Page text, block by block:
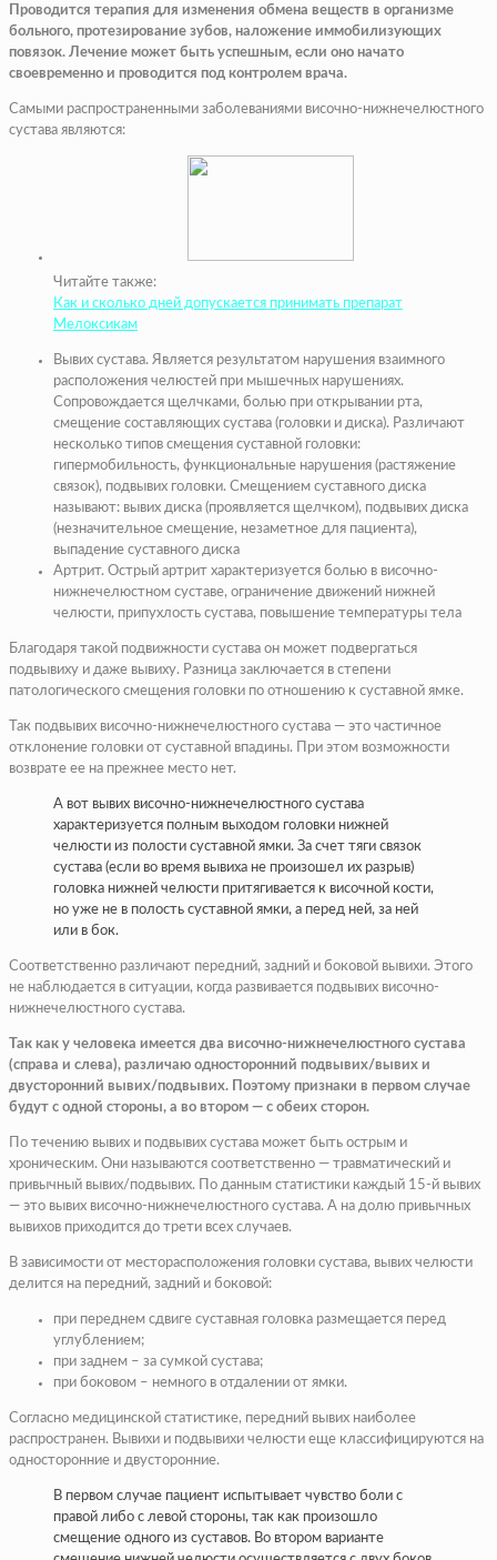
Проводится терапия для изменения обмена веществ в организме
больного, протезирование зубов, наложение иммобилизующих
повязок. Лечение может быть успешным, если оно начато
своевременно и проводится под контролем врача.
Самыми распространенными заболеваниями височно-нижнечелюстного
сустава являются:
Читайте также:
Как и сколько дней допускается принимать препарат
Мелоксикам
Вывих сустава. Является результатом нарушения взаимного
расположения челюстей при мышечных нарушениях.
Сопровождается щелчками, болью при открывании рта,
смещение составляющих сустава (головки и диска). Различают
несколько типов смещения суставной головки:
гипермобильность, функциональные нарушения (растяжение
связок), подвывих головки. Смещением суставного диска
называют: вывих диска (проявляется щелчком), подвывих диска
(незначительное смещение, незаметное для пациента),
выпадение суставного диска
Артрит. Острый артрит характеризуется болью в височно-
нижнечелюстном суставе, ограничение движений нижней
челюсти, припухлость сустава, повышение температуры тела
Благодаря такой подвижности сустава он может подвергаться
подвывиху и даже вывиху. Разница заключается в степени
патологического смещения головки по отношению к суставной ямке.
Так подвывих височно-нижнечелюстного сустава — это частичное
отклонение головки от суставной впадины. При этом возможности
возврате ее на прежнее место нет.
А вот вывих височно-нижнечелюстного сустава
характеризуется полным выходом головки нижней
челюсти из полости суставной ямки. За счет тяги связок
сустава (если во время вывиха не произошел их разрыв)
головка нижней челюсти притягивается к височной кости,
но уже не в полость суставной ямки, а перед ней, за ней
или в бок.
Соответственно различают передний, задний и боковой вывихи. Этого
не наблюдается в ситуации, когда развивается подвывих височно-
нижнечелюстного сустава.
Так как у человека имеется два височно-нижнечелюстного сустава
(справа и слева), различаю односторонний подвывих/вывих и
двусторонний вывих/подвывих. Поэтому признаки в первом случае
будут с одной стороны, а во втором — с обеих сторон.
По течению вывих и подвывих сустава может быть острым и
хроническим. Они называются соответственно — травматический и
привычный вывих/подвывих. По данным статистики каждый 15-й вывих
— это вывих височно-нижнечелюстного сустава. А на долю привычных
вывихов приходится до трети всех случаев.
В зависимости от месторасположения головки сустава, вывих челюсти
делится на передний, задний и боковой:
при переднем сдвиге суставная головка размещается перед
углублением;
при заднем – за сумкой сустава;
при боковом – немного в отдалении от ямки.
Согласно медицинской статистике, передний вывих наиболее
распространен. Вывихи и подвывихи челюсти еще классифицируются на
односторонние и двусторонние.
В первом случае пациент испытывает чувство боли с
правой либо с левой стороны, так как произошло
смещение одного из суставов. Во втором варианте